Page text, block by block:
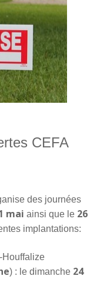
CEFA
des journées
mai ainsi que le 26
implantations:
Houffalize
) : le dimanche 24